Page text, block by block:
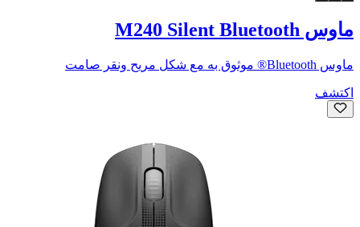
ماوس M240 Silent Bluetooth
ماوس Bluetooth® موثوق به مع شكل مريح ونقر صامت
اكتشف